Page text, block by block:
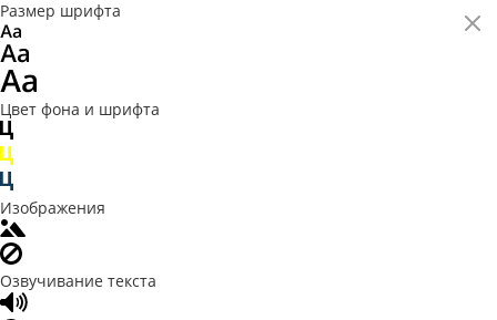
Размер шрифта
Цвет фона и шрифта
Изображения
Озвучивание текста